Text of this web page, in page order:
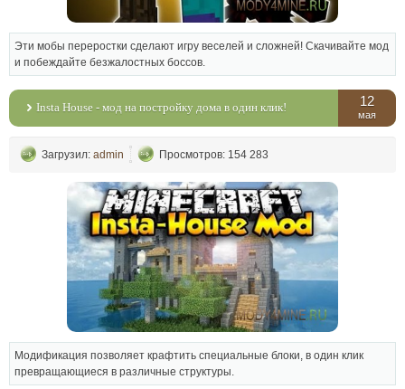
Эти мобы переростки сделают игру веселей и сложней! Скачивайте мод
и побеждайте безжалостных боссов.
Insta House - мод на постройку дома в один клик! 12
мая
Загрузил: admin Просмотров: 154 283
Модификация позволяет крафтить специальные блоки, в один клик
превращающиеся в различные структуры.